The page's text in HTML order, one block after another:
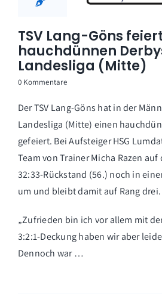
TSV Lang-Göns feiert
hauchdünnen
Landesliga (Mitte)
0 Kommentare
Der TSV Lang-Göns hat in der
Landesliga (Mitte) einen
gefeiert. Bei Aufsteiger HSG
Team von Trainer Micha Razen
32:33-Rückstand (56.) noch in
um und bleibt damit auf Rang drei.
„Zufrieden bin ich vor allem mit
3:2:1-Deckung haben wir aber
Dennoch war …